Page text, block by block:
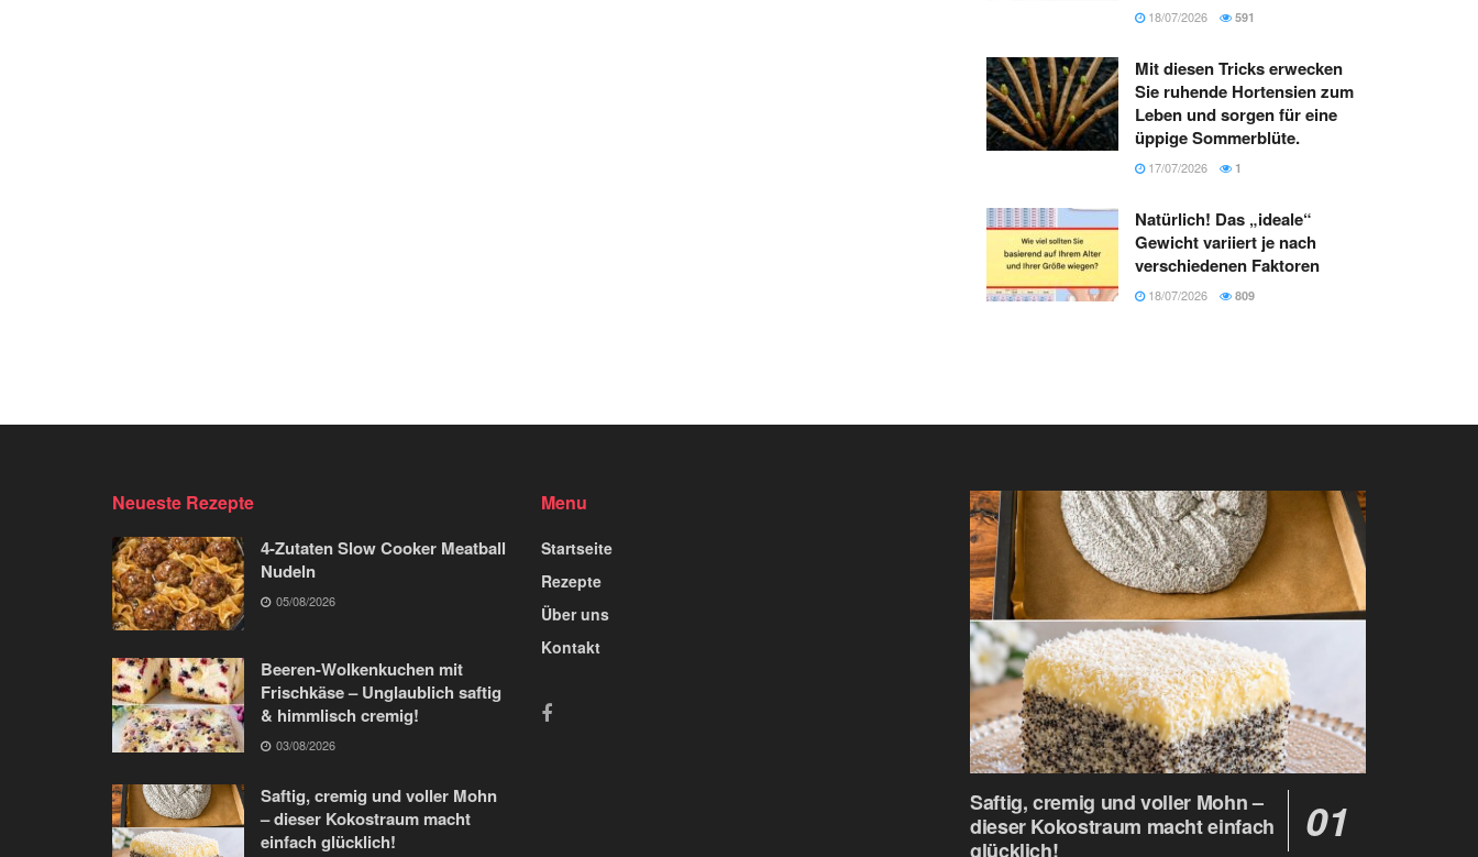
18/07/2026 591
Mit diesen Tricks erwecken
Sie ruhende Hortensien zum
Leben und sorgen für eine
üppige Sommerblüte.
17/07/2026 1
Natürlich! Das „ideale“
Gewicht variiert je nach
verschiedenen Faktoren
18/07/2026 809
Neueste Rezepte
4-Zutaten Slow Cooker Meatball
Nudeln
05/08/2026
Beeren-Wolkenkuchen mit
Frischkäse – Unglaublich saftig
& himmlisch cremig!
03/08/2026
Saftig, cremig und voller Mohn
– dieser Kokostraum macht
einfach glücklich!
Menu
Startseite
Rezepte
Über uns
Kontakt
Saftig, cremig und voller Mohn –
dieser Kokostraum macht einfach
glücklich!